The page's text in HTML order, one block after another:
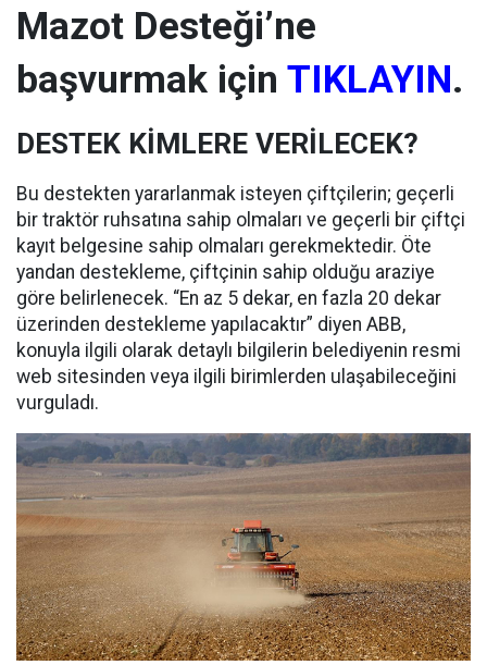
Mazot Desteği’ne
başvurmak için TIKLAYIN.
DESTEK KİMLERE VERİLECEK?
Bu destekten yararlanmak isteyen çiftçilerin; geçerli
bir traktör ruhsatına sahip olmaları ve geçerli bir çiftçi
kayıt belgesine sahip olmaları gerekmektedir. Öte
yandan destekleme, çiftçinin sahip olduğu araziye
göre belirlenecek. “En az 5 dekar, en fazla 20 dekar
üzerinden destekleme yapılacaktır” diyen ABB,
konuyla ilgili olarak detaylı bilgilerin belediyenin resmi
web sitesinden veya ilgili birimlerden ulaşabileceğini
vurguladı.